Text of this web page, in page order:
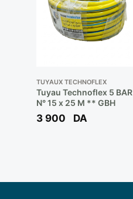
TUYAUX TECHNOFLEX
Tuyau Technoflex 5 BAR
N° 15 x 25 M ** GBH
3 900 DA